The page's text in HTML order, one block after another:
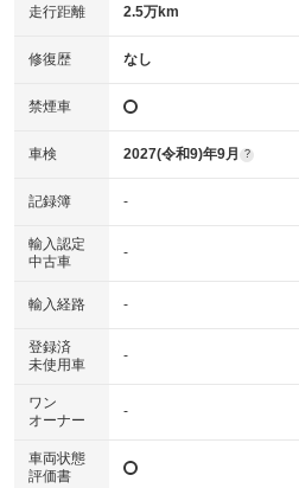
走行距離 2.5万km
修復歴 なし
禁煙車
車検 2027(令和9)年9月 ?
記録簿 -
輸入認定
中古車
-
輸入経路 -
登録済
未使用車
-
ワン
オーナー
-
車両状態
評価書